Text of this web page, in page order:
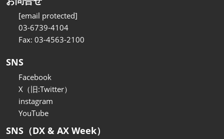
[email protected]
03-6739-4104
Fax: 03-4563-2100
SNS
Facebook
X（旧:Twitter）
instagram
YouTube
SNS（DX & AX Week）